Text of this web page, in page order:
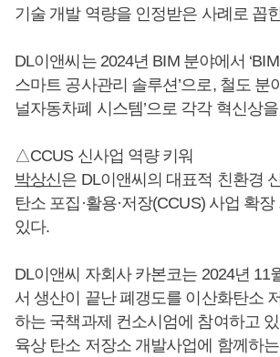
기술 개발 역량을 인정받은 사례로 꼽
DL이앤씨는 2024년 BIM 분야에서
스마트 공사관리 솔루션’으로, 철도 분
널자동차폐 시스템’으로 각각 혁신상
△CCUS 신사업 역량 키워
박상신은 DL이앤씨의 대표적 친환경
탄소 포집·활용·저장(CCUS) 사업 확
있다.
DL이앤씨 자회사 카본코는 2024년 11
서 생산이 끝난 폐갱도를 이산화탄소
하는 국책과제 컨소시엄에 참여하고
육상 탄소 저장소 개발사업에 함께하